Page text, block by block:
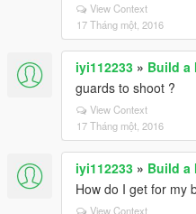
View Context
17 Tháng một, 2016
iyi112233 » Build a
guards to shoot ?
View Context
17 Tháng một, 2016
iyi112233 » Build a
How do I get for my
View Context